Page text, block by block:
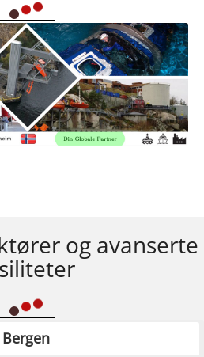
og avanserte
Bergen